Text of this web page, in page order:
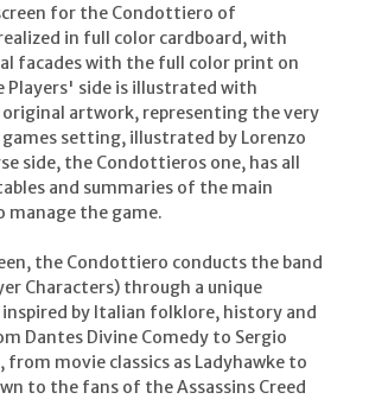
for the Condottiero of
in full color cardboard, with
facades with the full color print on
Players' side is illustrated with
artwork, representing the very
setting, illustrated by Lorenzo
side, the Condottieros one, has all
and summaries of the main
manage the game.
the Condottiero conducts the band
Characters) through a unique
by Italian folklore, history and
Dantes Divine Comedy to Sergio
from movie classics as Ladyhawke to
to the fans of the Assassins Creed